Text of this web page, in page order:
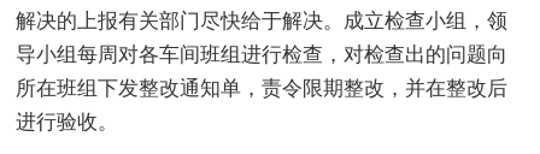
解决的上报有关部门尽快给于解决。成立检查小组，领
导小组每周对各车间班组进行检查，对检查出的问题向
所在班组下发整改通知单，责令限期整改，并在整改后
进行验收。